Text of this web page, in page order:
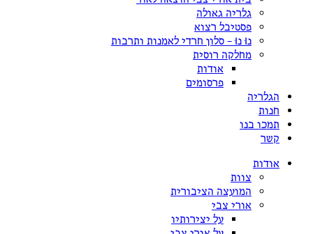
גלריה גאולה
פסטיבל רצוא
נוּ נוּ – סלון חרדי לאמנות ותרבות
מחלקה רוסית
אודות
פרסומים
הגלריה
חנות
תמכו בנו
קשר
אודות
צוות
המועצה הציבורית
אורי צבי
על יצירותיו